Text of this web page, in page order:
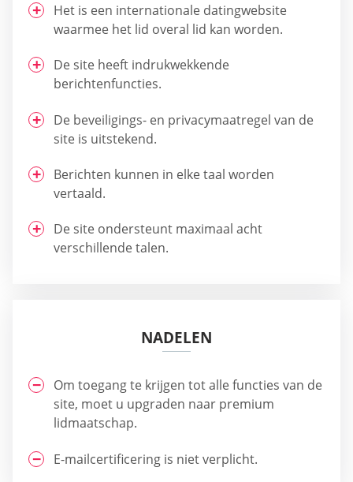
Het is een internationale datingwebsite
waarmee het lid overal lid kan worden.
De site heeft indrukwekkende
berichtenfuncties.
De beveiligings- en privacymaatregel van de
site is uitstekend.
Berichten kunnen in elke taal worden
vertaald.
De site ondersteunt maximaal acht
verschillende talen.
NADELEN
Om toegang te krijgen tot alle functies van de
site, moet u upgraden naar premium
lidmaatschap.
E-mailcertificering is niet verplicht.